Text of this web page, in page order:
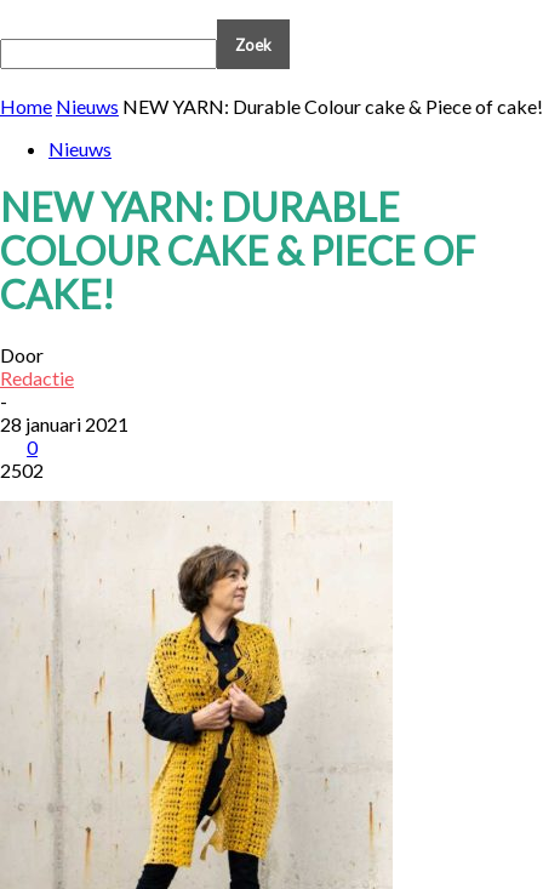
Home Nieuws NEW YARN: Durable Colour cake & Piece of cake!
Nieuws
NEW YARN: DURABLE
COLOUR CAKE & PIECE OF
CAKE!
Door
Redactie
-
28 januari 2021
0
2502